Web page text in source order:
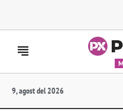
9, agost del 2026